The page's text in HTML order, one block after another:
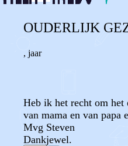
OUDERLIJK
, jaar
Heb ik het recht om
van mama en van papa
Mvg Steven
Dankjewel.